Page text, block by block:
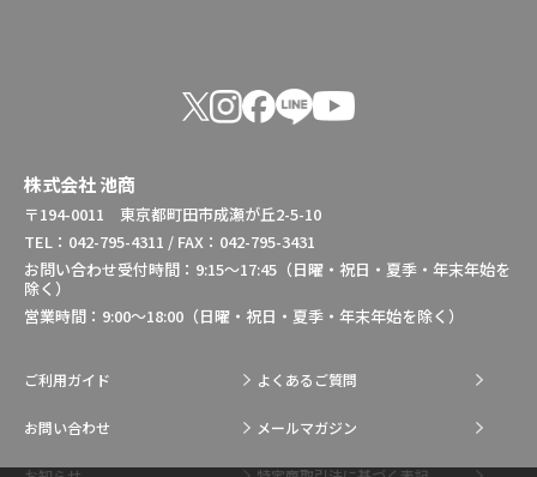
株式会社 池商
〒194-0011 東京都町田市成瀬が丘2-5-10
TEL：042-795-4311 / FAX：042-795-3431
お問い合わせ受付時間：9:15～17:45（日曜・祝日・夏季・年末年始を
除く）
営業時間：9:00～18:00（日曜・祝日・夏季・年末年始を除く）
ご利用ガイド よくあるご質問
お問い合わせ メールマガジン